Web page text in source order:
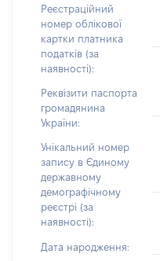
Реєстраційний
номер облікової
картки платника
податків (за
наявності):
Реквізити паспорта
громадянина
України:
Унікальний номер
запису в Єдиному
державному
демографічному
реєстрі (за
наявності):
Дата народження: